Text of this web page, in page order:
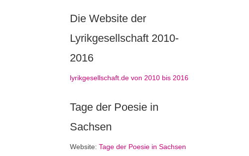
Die Website der
Lyrikgesellschaft 2010-
2016
lyrikgesellschaft.de von 2010 bis 2016
Tage der Poesie in
Sachsen
Website: Tage der Poesie in Sachsen